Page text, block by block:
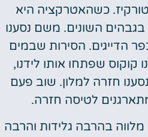
כשהאטרקציה היא
השונים. משם נסענו
הדייגים. הסירות שבמים
קוקוס שפתחו אותו לידנו,
חזרה למלון. שוב פעם
לטיסה חזרה.
בהרבה גלידות והרבה